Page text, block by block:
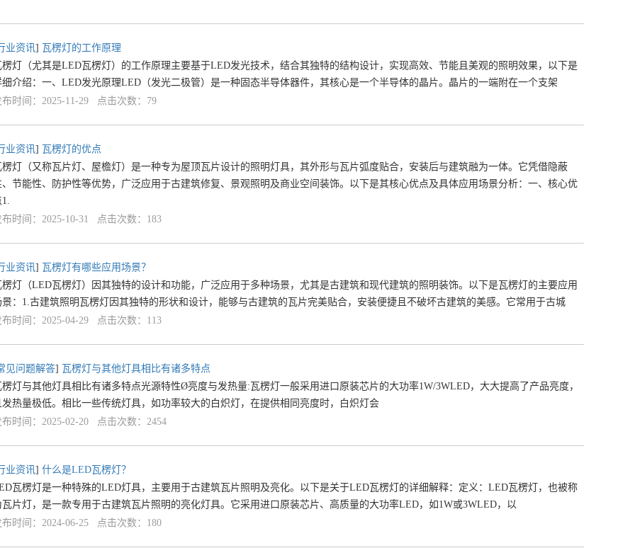
业资讯] 瓦楞灯的工作原理
楞灯（尤其是LED瓦楞灯）的工作原理主要基于LED发光技术，结合其独特的结构设计，实现高效、节能且美观的照明效果，以下是
细介绍：一、LED发光原理LED（发光二极管）是一种固态半导体器件，其核心是一个半导体的晶片。晶片的一端附在一个支架
布时间：2025-11-29 点击次数：79
业资讯] 瓦楞灯的优点
楞灯（又称瓦片灯、屋檐灯）是一种专为屋顶瓦片设计的照明灯具，其外形与瓦片弧度贴合，安装后与建筑融为一体。它凭借隐蔽
、节能性、防护性等优势，广泛应用于古建筑修复、景观照明及商业空间装饰。以下是其核心优点及具体应用场景分析：一、核心优
1.
布时间：2025-10-31 点击次数：183
业资讯] 瓦楞灯有哪些应用场景？
楞灯（LED瓦楞灯）因其独特的设计和功能，广泛应用于多种场景，尤其是古建筑和现代建筑的照明装饰。以下是瓦楞灯的主要应用
景：1.古建筑照明瓦楞灯因其独特的形状和设计，能够与古建筑的瓦片完美贴合，安装便捷且不破坏古建筑的美感。它常用于古城
布时间：2025-04-29 点击次数：113
见问题解答] 瓦楞灯与其他灯具相比有诸多特点
楞灯与其他灯具相比有诸多特点光源特性Ø亮度与发热量:瓦楞灯一般采用进口原装芯片的大功率1W/3WLED，大大提高了产品亮度，
发热量极低。相比一些传统灯具，如功率较大的白炽灯，在提供相同亮度时，白炽灯会
布时间：2025-02-20 点击次数：2454
业资讯] 什么是LED瓦楞灯？
瓦楞灯是一种特殊的LED灯具，主要用于古建筑瓦片照明及亮化。以下是关于LED瓦楞灯的详细解释：定义：LED瓦楞灯，也被称
瓦片灯，是一款专用于古建筑瓦片照明的亮化灯具。它采用进口原装芯片、高质量的大功率LED，如1W或3WLED，以
布时间：2024-06-25 点击次数：180